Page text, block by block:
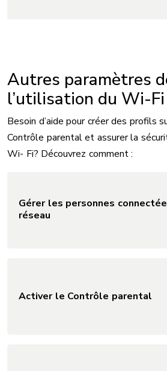
Autres paramètres
l’utilisation du Wi-Fi
Besoin d’aide pour créer des profils
Contrôle parental et assurer la
Wi- Fi? Découvrez comment :
Gérer les personnes
réseau
Activer le Contrôle parental